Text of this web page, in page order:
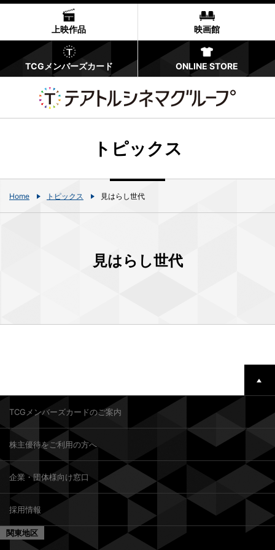
上映作品 映画館
TCGメンバーズカード ONLINE STORE
トピックス
Home トピックス 見はらし世代
見はらし世代
TCGメンバーズカードのご案内
株主優待をご利用の方へ
企業・団体様向け窓口
採用情報
関東地区